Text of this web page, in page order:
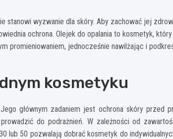
stanowi wyzwanie dla skóry. Aby zachować jej
ochrona. Olejek do opalania to kosmetyk,
promieniowaniem, jednocześnie nawilżając i
kosmetyku
głównym zadaniem jest ochrona skóry przed
do podrażnień. W zależności od
lub 50 pozwalają dobrać kosmetyk do